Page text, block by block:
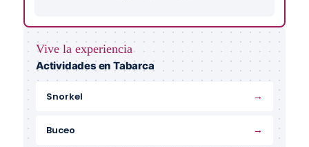
Vive la experiencia
Actividades en Tabarca
Snorkel →
Buceo →